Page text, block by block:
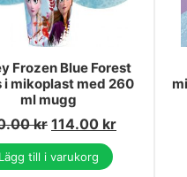
Frozen Blue Forest
i mikoplast med 260
ml mugg
kr 114.00 kr
Lägg till i varukorg